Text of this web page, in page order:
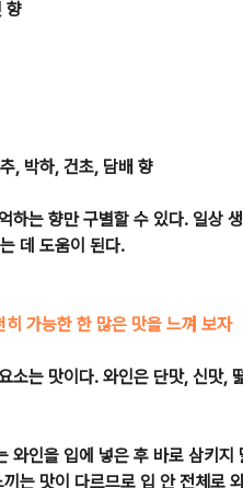
향
, 박하, 건초, 담배 향
하는 향만 구별할 수 있다. 일상
데 도움이 된다.
가능한 한 많은 맛을 느껴 보자
소는 맛이다. 와인은 단맛, 신맛,
와인을 입에 넣은 후 바로 삼키지
는 맛이 다르므로 입 안 전체로